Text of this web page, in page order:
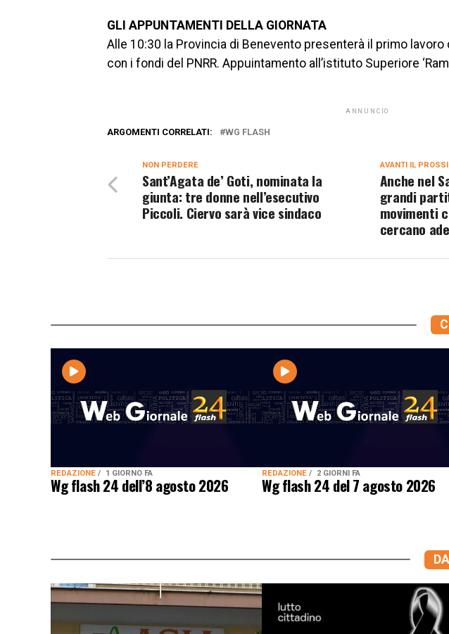
GLI APPUNTAMENTI DELLA GIORNATA
Alle 10:30 la Provincia di Benevento presenterà il primo
con i fondi del PNRR. Appuintamento all’istituto Superiore
ANNUNCIO
ARGOMENTI CORRELATI: WG FLASH
AVANTI IL
Anche nel
grandi
movimenti
cercano
NON PERDERE
Sant’Agata de’ Goti, nominata la
giunta: tre donne nell’esecutivo
Piccoli. Ciervo sarà vice sindaco
REDAZIONE 1 GIORNO FA
Wg flash 24 dell’8 agosto 2026
REDAZIONE 2 GIORNI FA
Wg flash 24 del 7 agosto 2026